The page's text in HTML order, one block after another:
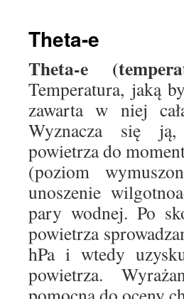
Theta-e
Theta-e
Temperatura, jaką
zawarta w niej
Wyznacza się ją,
powietrza do
(poziom
unoszenie
pary wodnej. Po
powietrza
hPa i wtedy
powietrza.